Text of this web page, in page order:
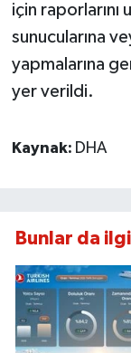
için raporlarını
sunucularına
yapmalarına
yer verildi.
Kaynak: DHA
Bunlar da